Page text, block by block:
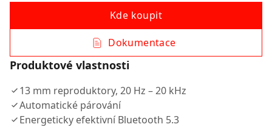
Kde koupit
Dokumentace
Produktové vlastnosti
13 mm reproduktory, 20 Hz – 20 kHz
Automatické párování
Energeticky efektivní Bluetooth 5.3